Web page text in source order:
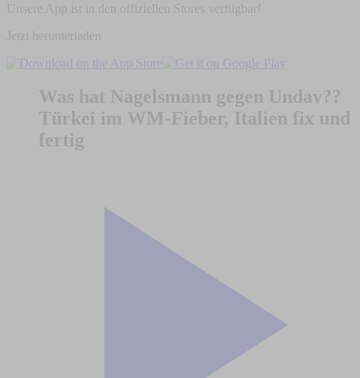
Unsere App ist in den offiziellen Stores verfügbar!
Jetzt herunterladen
Was hat Nagelsmann gegen Undav??
Türkei im WM-Fieber, Italien fix und
fertig